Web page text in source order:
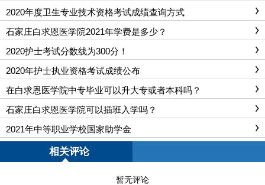
2020年度卫生专业技术资格考试成绩查询方式
石家庄白求恩医学院2021年学费是多少？
2020护士考试分数线为300分！
2020年护士执业资格考试成绩公布
在白求恩医学院中专毕业可以升大专或者本科吗？
石家庄白求恩医学院可以插班入学吗？
2021年中等职业学校国家助学金
相关评论
暂无评论